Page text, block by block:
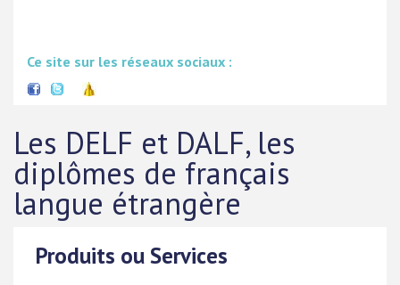
Ce site sur les réseaux sociaux :
Les DELF et DALF, les
diplômes de français
langue étrangère
Produits ou Services